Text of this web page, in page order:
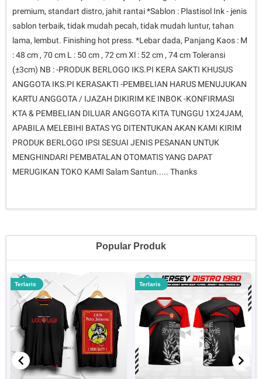
premium, standart distro, jahit rantai *Sablon : Plastisol Ink - jenis
sablon terbaik, tidak mudah pecah, tidak mudah luntur, tahan
lama, lembut. Finishing hot press. *Lebar dada, Panjang Kaos : M
: 48 cm , 70 cm L : 50 cm , 72 cm Xl : 52 cm , 74 cm Toleransi
(±3cm) NB : -PRODUK BERLOGO IKS.PI KERA SAKTI KHUSUS
ANGGOTA IKS.PI KERASAKTI -PEMBELIAN HARUS MENUJUKAN
KARTU ANGGOTA / IJAZAH DIKIRIM KE INBOK -KONFIRMASI
KTA & PEMBELIAN DILUAR ANGGOTA KITA TUNGGU 1X24JAM,
APABILA MELEBIHI BATAS YG DITENTUKAN AKAN KAMI KIRIM
PRODUK BERLOGO IPSI SESUAI JENIS PESANAN UNTUK
MENGHINDARI PEMBATALAN OTOMATIS YANG DAPAT
MERUGIKAN TOKO KAMI Salam Santun..... Thanks
Popular Produk
Terlaris Terlaris